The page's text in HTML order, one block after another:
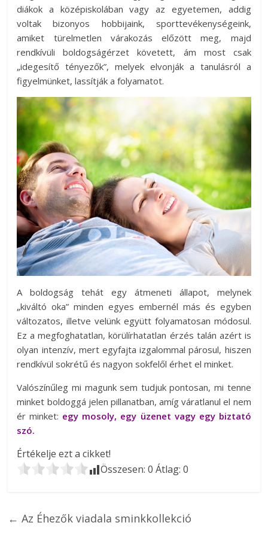
diákok a középiskolában vagy az egyetemen, addig
voltak bizonyos hobbijaink, sporttevékenységeink,
amiket türelmetlen várakozás előzött meg, majd
rendkívüli boldogságérzet követett, ám most csak
„idegesítő tényezők”, melyek elvonják a tanulásról a
figyelmünket, lassítják a folyamatot.
A boldogság tehát egy átmeneti állapot, melynek
„kiváltó oka” minden egyes embernél más és egyben
változatos, illetve velünk együtt folyamatosan módosul.
Ez a megfoghatatlan, körülírhatatlan érzés talán azért is
olyan intenzív, mert egyfajta izgalommal párosul, hiszen
rendkívül sokrétű és nagyon sokfelől érhet el minket.
Valószínűleg mi magunk sem tudjuk pontosan, mi tenne
minket boldoggá jelen pillanatban, amíg váratlanul el nem
ér minket: egy mosoly, egy üzenet vagy egy biztató
szó.
Értékelje ezt a cikket!
Összesen:0 Átlag:0
← Az Éhezők viadala sminkkollekció